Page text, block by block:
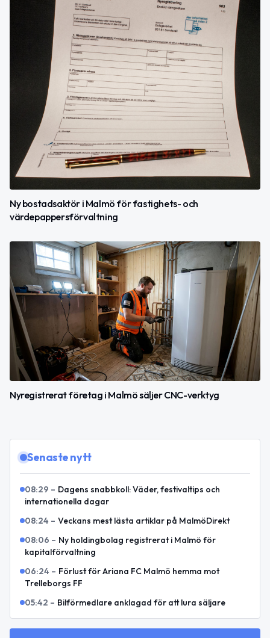
Ny bostadsaktör i Malmö för fastighets- och
värdepappersförvaltning
Nyregistrerat företag i Malmö säljer CNC-verktyg
Senaste nytt
08:29 – Dagens snabbkoll: Väder, festivaltips och
internationella dagar
08:24 – Veckans mest lästa artiklar på MalmöDirekt
08:06 – Ny holdingbolag registrerat i Malmö för
kapitalförvaltning
06:24 – Förlust för Ariana FC Malmö hemma mot
Trelleborgs FF
05:42 – Bilförmedlare anklagad för att lura säljare